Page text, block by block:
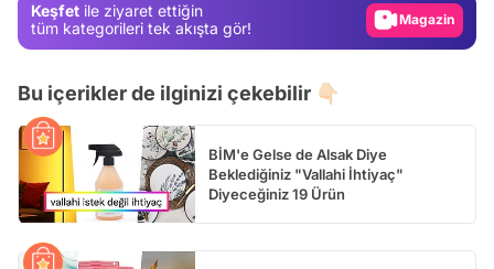
Keşfet ile ziyaret ettiğin
tüm kategorileri tek akışta gör!
Video
Bu içerikler de ilginizi çekebilir 👇🏻
BİM'e Gelse de Alsak Diye
Beklediğiniz "Vallahi İhtiyaç"
Diyeceğiniz 19 Ürün